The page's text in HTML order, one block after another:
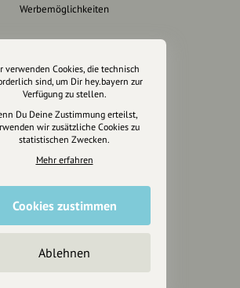
Werbemöglichkeiten
Impressum
Datenschutz
AGB
Cookies zurücksetzen
Mediakit
verwenden Cookies, die technisch
sind, um Dir hey.bayern zur
Verfügung zu stellen.
Du Deine Zustimmung erteilst,
wir zusätzliche Cookies zu
statistischen Zwecken.
Mehr erfahren
Cookies zustimmen
Ablehnen